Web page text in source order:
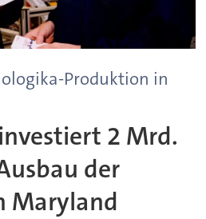
Produktion in
2 Mrd.
der
Maryland